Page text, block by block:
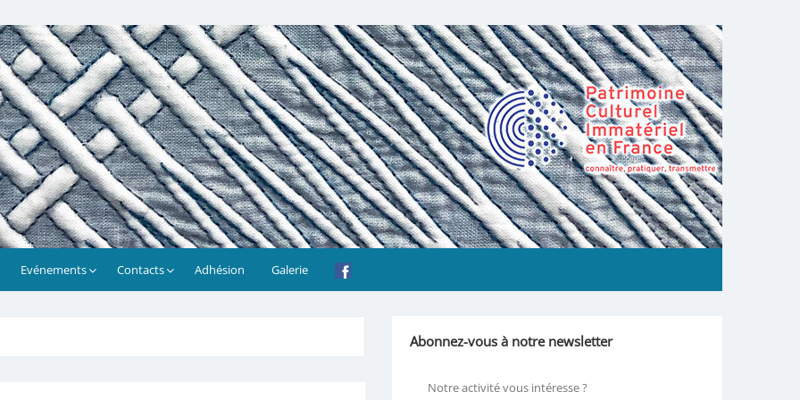
Evénements Contacts Adhésion Galerie
Abonnez-vous à notre newsletter
Notre activité vous intéresse ?